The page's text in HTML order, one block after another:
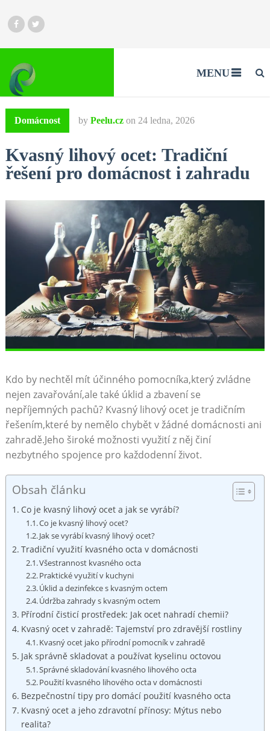
MENU
Domácnost by Peelu.cz on 24 ledna, 2026
Kvasný lihový ocet: Tradiční
řešení pro domácnost i zahradu
Kdo ⁤by nechtěl mít účinného pomocníka,který zvládne
nejen zavařování,ale také úklid a zbavení se
nepříjemných pachů? Kvasný lihový ocet je tradičním
řešením,které ⁣by nemělo ⁤chybět v žádné domácnosti ani
zahradě.Jeho ⁢široké možnosti ⁢využití z něj činí⁣
nezbytného spojence pro ​každodenní život.
Obsah článku
Co je ​kvasný lihový ocet a jak se vyrábí?
Co je kvasný lihový ocet?
Jak se vyrábí kvasný lihový ocet?
Tradiční využití kvasného octa v domácnosti
Všestrannost kvasného octa
Praktické využití v kuchyni
Úklid⁣ a⁤ dezinfekce s kvasným octem
Údržba zahrady s ⁢kvasným octem
Přírodní čisticí prostředek: Jak ocet‍ nahradí chemii?
Kvasný ocet v zahradě: Tajemství ⁢pro zdravější ​rostliny
Kvasný ocet jako přírodní pomocník v zahradě
Jak správně skladovat a používat kyselinu octovou
Správné skladování kvasného​ lihového octa
Použití kvasného lihového octa v domácnosti
Bezpečnostní tipy pro domácí použití kvasného octa
Kvasný ocet a jeho zdravotní přínosy:⁣ Mýtus nebo
realita?